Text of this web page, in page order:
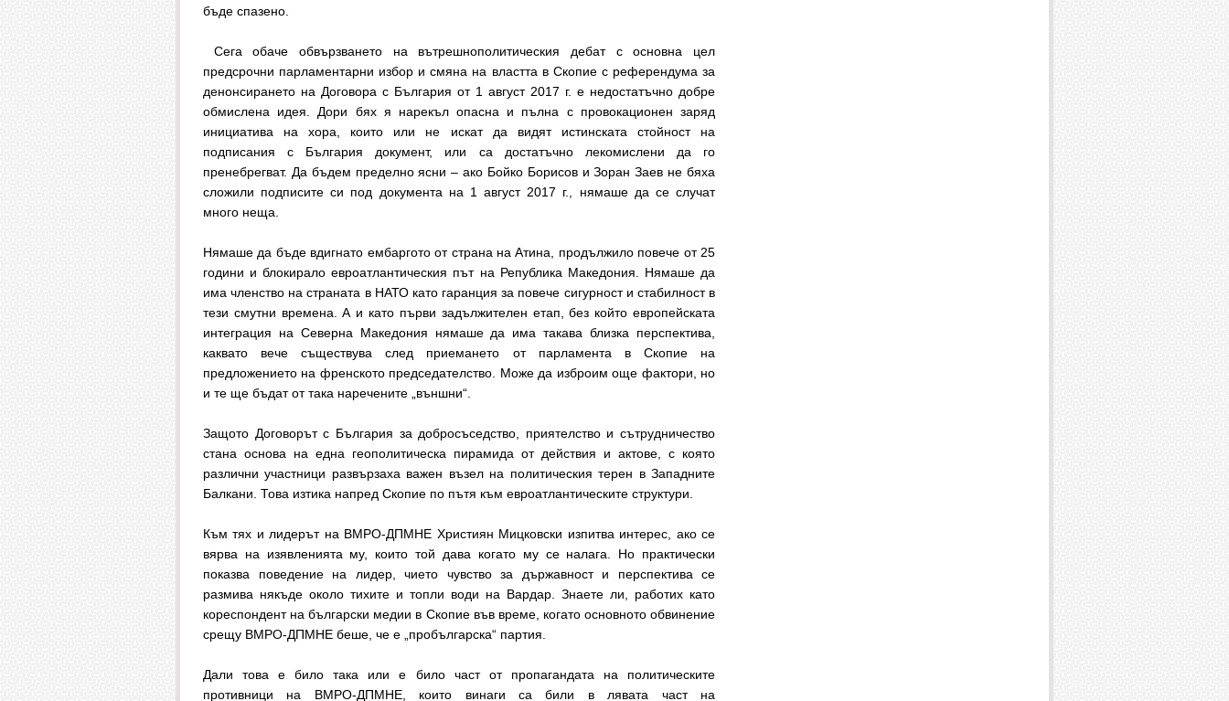
бъде спазено.
Сега обаче обвързването на вътрешнополитическия дебат с основна цел
предсрочни парламентарни избор и смяна на властта в Скопие с референдума за
денонсирането на Договора с България от 1 август 2017 г. е недостатъчно добре
обмислена идея. Дори бях я нарекъл опасна и пълна с провокационен заряд
инициатива на хора, които или не искат да видят истинската стойност на
подписания с България документ, или са достатъчно лекомислени да го
пренебрегват. Да бъдем пределно ясни – ако Бойко Борисов и Зоран Заев не бяха
сложили подписите си под документа на 1 август 2017 г., нямаше да се случат
много неща.
Нямаше да бъде вдигнато ембаргото от страна на Атина, продължило повече от 25
години и блокирало евроатлантическия път на Република Македония. Нямаше да
има членство на страната в НАТО като гаранция за повече сигурност и стабилност в
тези смутни времена. А и като първи задължителен етап, без който европейската
интеграция на Северна Македония нямаше да има такава близка перспектива,
каквато вече съществува след приемането от парламента в Скопие на
предложението на френското председателство. Може да изброим още фактори, но
и те ще бъдат от така наречените „външни“.
Защото Договорът с България за добросъседство, приятелство и сътрудничество
стана основа на една геополитическа пирамида от действия и актове, с която
различни участници развързаха важен възел на политическия терен в Западните
Балкани. Това изтика напред Скопие по пътя към евроатлантическите структури.
Към тях и лидерът на ВМРО-ДПМНЕ Християн Мицковски изпитва интерес, ако се
вярва на изявленията му, които той дава когато му се налага. Но практически
показва поведение на лидер, чието чувство за държавност и перспектива се
размива някъде около тихите и топли води на Вардар. Знаете ли, работих като
кореспондент на български медии в Скопие във време, когато основното обвинение
срещу ВМРО-ДПМНЕ беше, че е „пробългарска“ партия.
Дали това е било така или е било част от пропагандата на политическите
противници на ВМРО-ДПМНЕ, които винаги са били в лявата част на